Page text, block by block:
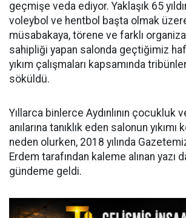
geçmişe veda ediyor. Yaklaşık 65
voleybol ve hentbol başta olmak
müsabakaya, törene ve farklı
sahipliği yapan salonda geçtiğimiz
yıkım çalışmaları kapsamında
söküldü.
Yıllarca binlerce Aydınlının çocukluk
anılarına tanıklık eden salonun
neden olurken, 2018 yılında
Erdem tarafından kaleme alınan yazı
gündeme geldi.